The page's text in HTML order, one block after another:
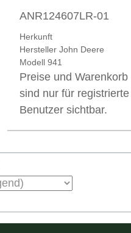
ANR124607LR-01
Herkunft
Hersteller John Deere
Modell 941
Preise und Warenkorb
sind nur für registrierte
Benutzer sichtbar.